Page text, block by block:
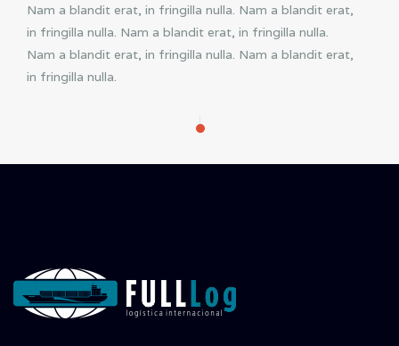
Nam a blandit erat, in fringilla nulla. Nam a blandit erat,
in fringilla nulla. Nam a blandit erat, in fringilla nulla.
Nam a blandit erat, in fringilla nulla. Nam a blandit erat,
in fringilla nulla.